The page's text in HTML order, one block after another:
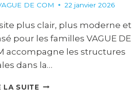
DE COM 22 janvier 2026
plus clair, plus moderne et
pour les familles VAGUE DE
accompagne les structures
dans la…
LA SUITE REFONTE